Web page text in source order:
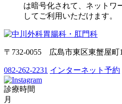
は暗号化されて、ネットワ
してご利用いただけます。
〒732-0055 広島市東区東蟹屋町
082-262-2231 インターネット予約
診療時間
月